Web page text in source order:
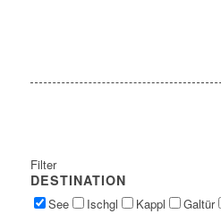
Filter
DESTINATION
See Ischgl Kappl Galtür